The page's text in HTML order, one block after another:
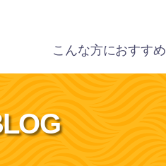
こんな方におすすめ